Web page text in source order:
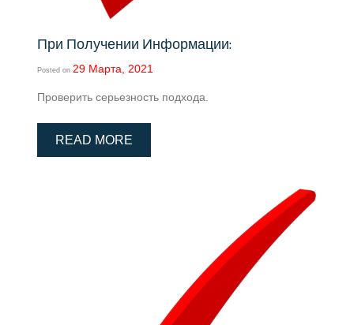
При Получении Информации:
Posted on 29 Марта, 2021
Проверить серьезность подхода.
READ MORE